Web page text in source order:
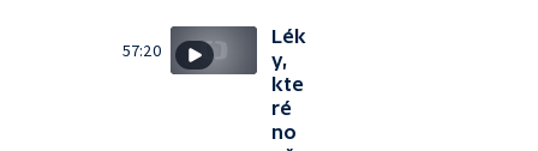
57:20
Lék
y,
kte
ré
no